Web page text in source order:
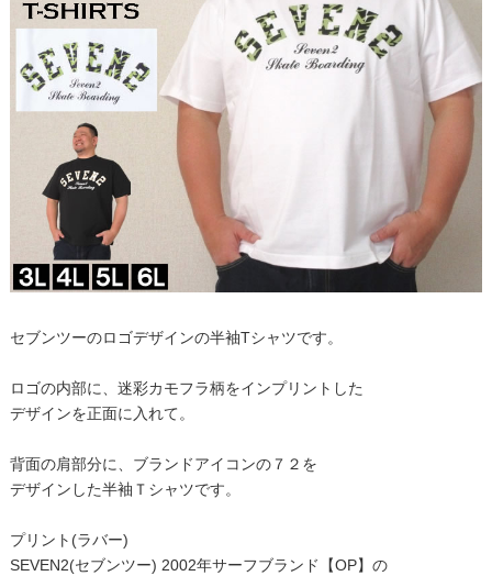
セブンツーのロゴデザインの半袖Tシャツです。
ロゴの内部に、迷彩カモフラ柄をインプリントした
デザインを正面に入れて。
背面の肩部分に、ブランドアイコンの７２を
デザインした半袖Ｔシャツです。
プリント(ラバー)
SEVEN2(セブンツー) 2002年サーフブランド【OP】の